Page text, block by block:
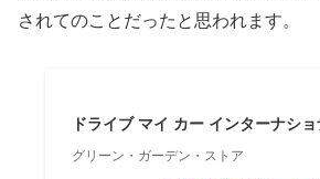
されてのことだったと思われます。
ドライブ マイ カー インターナシ
グリーン・ガーデン・ストア